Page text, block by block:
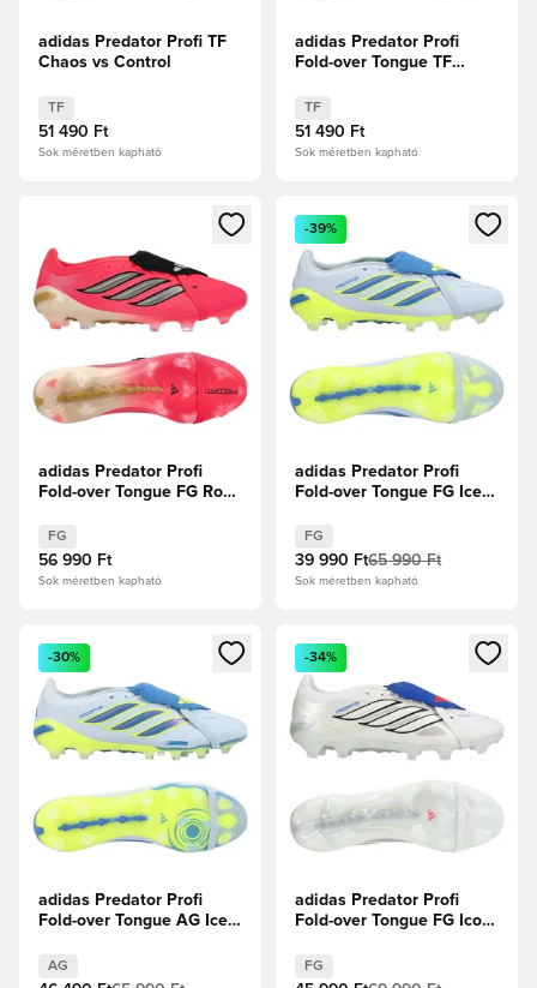
adidas Predator Profi TF
Chaos vs Control
TF
51 490 Ft
Sok méretben kapható
adidas Predator Profi
Fold-over Tongue TF
TF
51 490 Ft
Sok méretben kapható
Megnyit egy modált a bejelentkezéshez vagy a tagként
adidas Predator Profi
Fold-over Tongue FG Road
Turbo/Thermal
Chrome/Core Black
FG
56 990 Ft
Sok méretben kapható
Megnyit egy modált a
-39%
adidas Predator Profi
Fold-over Tongue FG Ice
Sky/Ray Blue/Napsárga
FG
39 990 Ft65 990 Ft
Sok méretben kapható
Megnyit egy modált a bejelentkezéshez vagy a tagként
-30%
adidas Predator Profi
Fold-over Tongue AG Ice
Sky/Ray Blue/Napsárga
AG
Megnyit egy modált a
-34%
adidas Predator Profi
Fold-over Tongue FG Icon
cipők/Zero
metál/Királykék
FG